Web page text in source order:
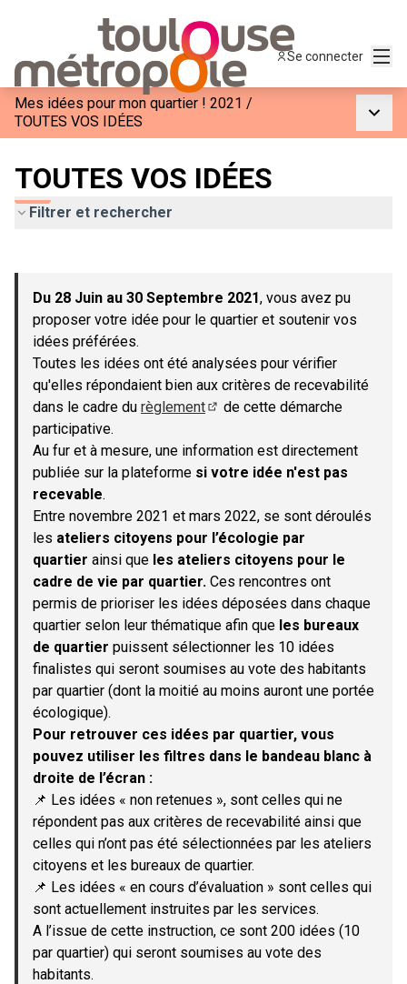
Se connecter
Mes idées pour mon quartier ! 2021 /
TOUTES VOS IDÉES
TOUTES VOS IDÉES
Filtrer et rechercher
−
Du 28 Juin au 30 Septembre 2021, vous avez pu
proposer votre idée pour le quartier et soutenir vos
idées préférées.
Toutes les idées ont été analysées pour vérifier
qu'elles répondaient bien aux critères de recevabilité
dans le cadre du règlement
de cette démarche
participative.
Au fur et à mesure, une information est directement
publiée sur la plateforme si votre idée n'est pas
recevable.
Entre novembre 2021 et mars 2022, se sont déroulés
les ateliers citoyens pour l’écologie par
quartier ainsi que les ateliers citoyens pour le
cadre de vie par quartier. Ces rencontres ont
permis de prioriser les idées déposées dans chaque
quartier selon leur thématique afin que les bureaux
de quartier puissent sélectionner les 10 idées
finalistes qui seront soumises au vote des habitants
par quartier (dont la moitié au moins auront une portée
écologique).
Pour retrouver ces idées par quartier, vous
pouvez utiliser les filtres dans le bandeau blanc à
droite de l’écran :
📌 Les idées « non retenues », sont celles qui ne
répondent pas aux critères de recevabilité ainsi que
celles qui n’ont pas été sélectionnées par les ateliers
citoyens et les bureaux de quartier.
📌 Les idées « en cours d’évaluation » sont celles qui
sont actuellement instruites par les services.
A l’issue de cette instruction, ce sont 200 idées (10
par quartier) qui seront soumises au vote des
habitants.